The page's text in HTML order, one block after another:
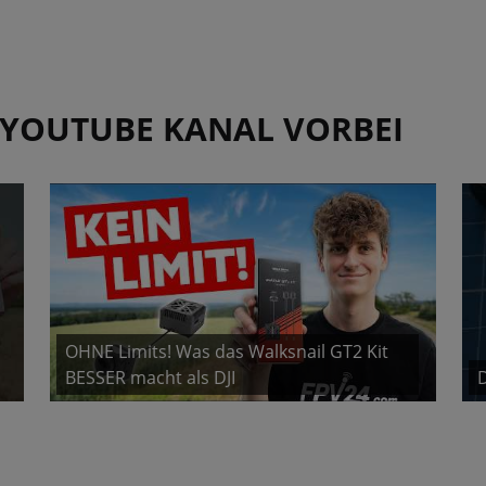
KANAL VORBEI
OHNE Limits! Was das Walksnail GT2 Kit
BESSER macht als DJI